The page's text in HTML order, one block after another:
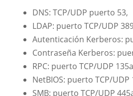
DNS: TCP/UDP puerto 53,
LDAP: puerto TCP/UDP
Autenticación Kerberos:
Contraseña Kerberos:
RPC: puerto TCP/UDP
NetBIOS: puerto TCP/UDP
SMB: puerto TCP/UDP